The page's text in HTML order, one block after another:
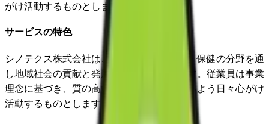
がけ活動するものとします。
サービスの特色
シノテクス株式会社は、地域の医療・福祉・保健の分野を通
し地域社会の貢献と発展をめざしております。従業員は事業
理念に基づき、質の高いサービスを提供するよう日々心がけ
活動するものとします。